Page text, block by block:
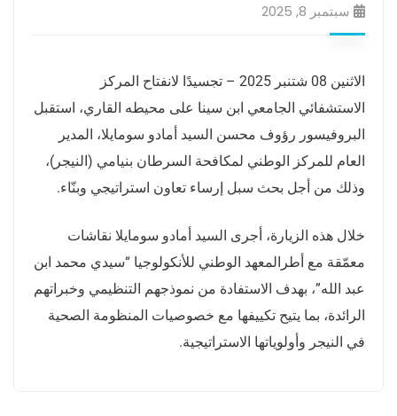
سبتمبر 8, 2025
الاثنين 08 شتنبر 2025 – تجسيدًا لانفتاح المركز
الاستشفائي الجامعي ابن سينا على محيطه القاري، استقبل
البروفيسور رؤوف محسن السيد أمادو سومايلا، المدير
العام للمركز الوطني لمكافحة السرطان بنيامي (النيجر)،
وذلك من أجل بحث سبل إرساء تعاون استراتيجي وبنّاء.
خلال هذه الزيارة، أجرى السيد أمادو سومايلا نقاشات
معمّقة مع أطرالمعهد الوطني للأنكولوجيا “سيدي محمد ابن
عبد الله”، بهدف الاستفادة من نموذجهم التنظيمي وخبراتهم
الرائدة، بما يتيح تكييفها مع خصوصيات المنظومة الصحية
في النيجر وأولوياتها الاستراتيجية.